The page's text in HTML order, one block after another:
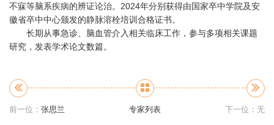
不寐等脑系疾病的辨证论治。2024年分别获得由国家卒中学院及安
徽省卒中中心颁发的静脉溶栓培训合格证书。
长期从事急诊、脑血管介入相关临床工作，参与多项相关课题
研究，发表学术论文数篇。
前一位： 张思兰 专家列表 下一位：无